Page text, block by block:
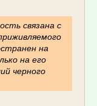
связана с
на
на его
черного